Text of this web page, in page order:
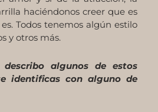
haciéndonos creer que es
Todos tenemos algún estilo
y otros más.
algunos de estos
identificas con alguno de